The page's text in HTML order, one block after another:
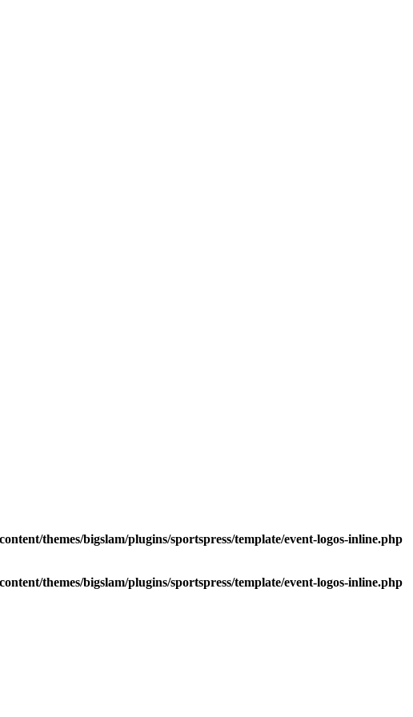
themes/bigslam/plugins/sportspress/template/event-logos-inline.php
themes/bigslam/plugins/sportspress/template/event-logos-inline.php